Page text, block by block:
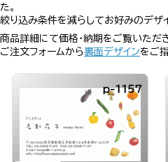
た。
絞り込み条件を減らしてお好みのデザ
商品詳細にて価格・納期をご覧いただ
ご注文フォームから裏面デザインをご
p-1157